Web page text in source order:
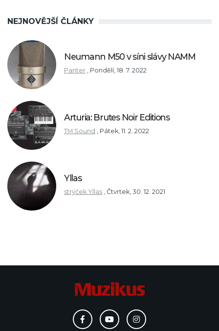
NEJNOVĚJŠÍ ČLÁNKY
Neumann M50 v síni slávy NAMM
Panter Pondělí, 18. 7. 2022
Arturia: Brutes Noir Editions
TM Sound Pátek, 11. 2. 2022
Yllas
strýček Yllas Čtvrtek, 30. 12. 2021